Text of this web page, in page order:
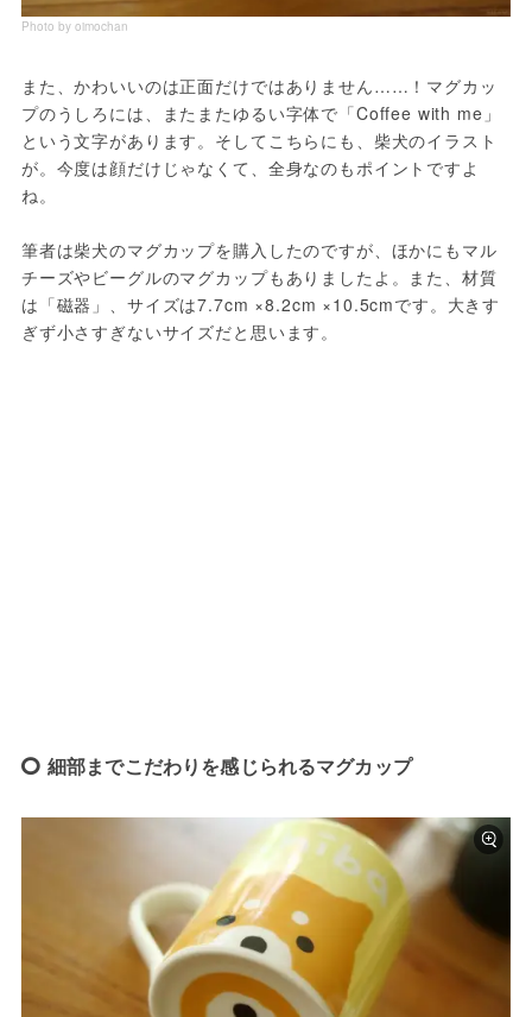
Photo by oimochan
また、かわいいのは正面だけではありません……！マグカッ
プのうしろには、またまたゆるい字体で「Coffee with me」
という文字があります。そしてこちらにも、柴犬のイラスト
が。今度は顔だけじゃなくて、全身なのもポイントですよ
ね。
筆者は柴犬のマグカップを購入したのですが、ほかにもマル
チーズやビーグルのマグカップもありましたよ。また、材質
は「磁器」、サイズは7.7cm ×8.2cm ×10.5cmです。大きす
ぎず小さすぎないサイズだと思います。
細部までこだわりを感じられるマグカップ